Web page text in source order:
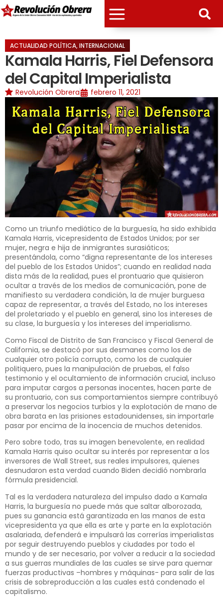
ACTUALIDAD POLÍTICA,INTERNACIONAL
Kamala Harris, Fiel Defensora
del Capital Imperialista
Revolución Obrera febrero 11, 2021
Como un triunfo mediático de la burguesía, ha sido exhibida
Kamala Harris, vicepresidenta de Estados Unidos; por ser
mujer, negra e hija de inmigrantes surasiáticos;
presentándola, como “digna representante de los intereses
del pueblo de los Estados Unidos”; cuando en realidad nada
dista más de la realidad, pues el prontuario que quisieron
ocultar a través de los medios de comunicación, pone de
manifiesto su verdadera condición, la de mujer burguesa
capaz de representar, a través del Estado, no los intereses
del proletariado y el pueblo en general, sino los intereses de
su clase, la burguesía y los intereses del imperialismo.
Como Fiscal de Distrito de San Francisco y Fiscal General de
California, se destacó por sus desmanes como los de
cualquier otro policía corrupto, como los de cualquier
politiquero, pues la manipulación de pruebas, el falso
testimonio y el ocultamiento de información crucial, incluso
para imputar cargos a personas inocentes, hacen parte de
su prontuario, con sus comportamientos siempre contribuyó
a preservar los negocios turbios y la explotación de mano de
obra barata en las prisiones estadounidenses, sin importarle
pasar por encima de la inocencia de muchos detenidos.
Pero sobre todo, tras su imagen benevolente, en realidad
Kamala Harris quiso ocultar su interés por representar a los
inversores de Wall Street, sus reales impulsores, quienes
desnudaron esta verdad cuando Biden decidió nombrarla
fórmula presidencial.
Tal es la verdadera naturaleza del impulso dado a Kamala
Harris, la burguesía no puede más que saltar alborozada,
pues su ganancia está garantizada en las manos de esta
vicepresidenta ya que ella es arte y parte en la explotación
asalariada, defenderá e impulsará las correrías imperialistas
por seguir destruyendo pueblos y ciudades por todo el
mundo y de ser necesario, por volver a reducir a la sociedad
a sus guerras mundiales de las cuales se sirve para quemar
fuerzas productivas –hombres y máquinas- para salir de las
crisis de sobreproducción a las cuales está condenado el
capitalismo.